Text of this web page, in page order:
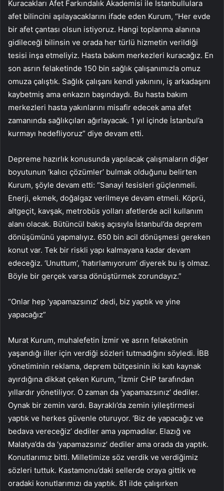
Kuracakları Afet Farkındalık Akademisi ile İstanbullulara
afet bilincini aşılayacaklarını ifade eden Kurum, “Her evde
bir afet çantası olsun istiyoruz. Hangi toplanma alanına
gidileceği bilinsin ve orada her türlü hizmetin verildiği
tesisi inşa etmeliyiz. Hasta bakım merkezleri kuracağız. En
son asrın felaketinde 150 bin sağlık çalışanımızla omuz
omuza çalıştık. Sağlık çalışanı kendi yakınını, iş arkadaşını
kaybetmiş ama enkazın başındaydı. Bu hasta bakım
merkezleri hasta yakınlarını misafir edecek ama afet
zamanında sağlıkçıları ağırlayacak. 1 yıl içinde İstanbul’a
kurmayı hedefliyoruz” diye devam etti.
Depreme hazırlık konusunda yapılacak çalışmaların diğer
boyutunun ‘kalıcı çözümler’ bulmak olduğunu belirten
Kurum, şöyle devam etti: “Sanayi tesisleri güçlenmeli.
Enerji, ekmek, doğalgaz verilmeye devam etmeli. Köprü,
altgeçit, kavşak, metrobüs yolları afetlerde acil kullanım
alanı olacak. Bütüncül bakış açısıyla İstanbul’da deprem
dönüşümünü yapmalıyız. 650 bin acil dönüşmesi gereken
konut var. Tek bir riskli yapı kalmayana kadar devam
edeceğiz. ‘Unuttum’, ‘hatırlamıyorum’ diyerek bu iş olmaz.
Böyle bir gerçek varsa dönüştürmek zorundayız.”
“Onlar hep ‘yapamazsınız’ dedi, biz yaptık ve yine
yapacağız”
Murat Kurum, muhalefetin İzmir ve asrın felaketinin
yaşandığı iller için verdiği sözleri tutmadığını söyledi. İBB
yönetiminin reklama, deprem bütçesinin iki katı kaynak
ayırdığına dikkat çeken Kurum, “İzmir CHP tarafından
yıllardır yönetiliyor. O zaman da ‘yapamazsınız’ dediler.
Oynak bir zemin vardı. Bayraklı’da zemin iyileştirmesi
yaptık ve herkes güvenle oturuyor. ‘Biz de yapacağız ve
bedava vereceğiz’ dediler ama yapmadılar. Elazığ ve
Malatya’da da ‘yapamazsınız’ dediler ama orada da yaptık.
Konutlarımız bitti. Milletimize söz verdik ve verdiğimiz
sözleri tuttuk. Kastamonu’daki sellerde oraya gittik ve
oradaki konutlarımızı da yaptık. 81 ilde çalışırken